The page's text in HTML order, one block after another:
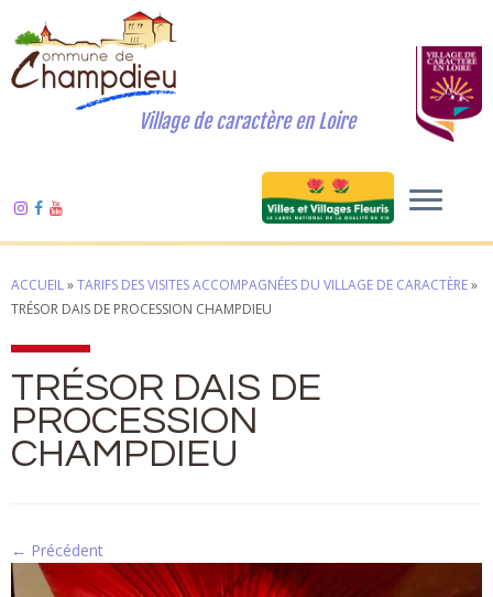
Village de caractère en Loire
ACCUEIL»TARIFS DES VISITES ACCOMPAGNÉES DU VILLAGE DE CARACTÈRE»
TRÉSOR DAIS DE PROCESSION CHAMPDIEU
TRÉSOR DAIS DE
PROCESSION
CHAMPDIEU
← Précédent